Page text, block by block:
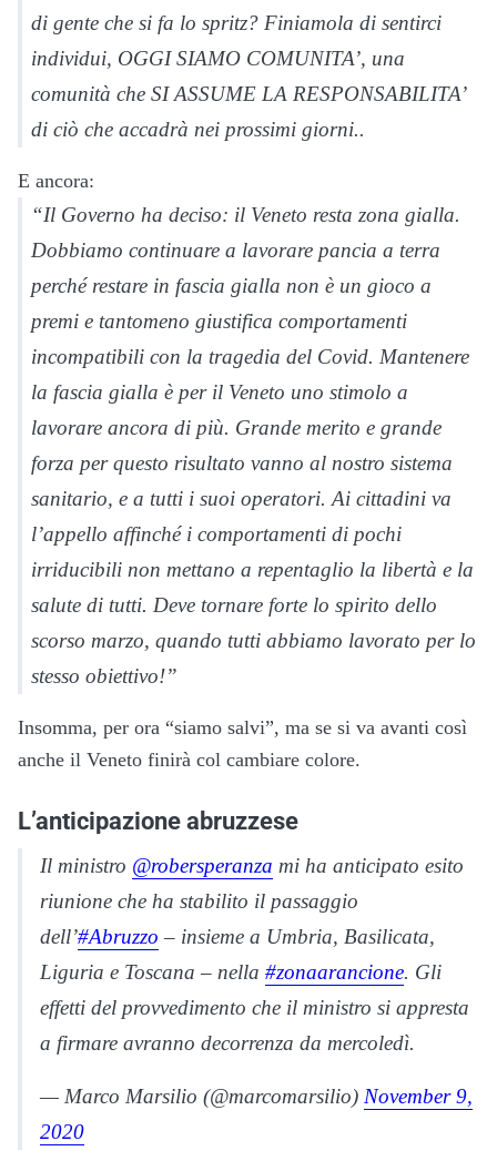
di gente che si fa lo spritz? Finiamola di sentirci
individui, OGGI SIAMO COMUNITA’, una
comunità che SI ASSUME LA RESPONSABILITA’
di ciò che accadrà nei prossimi giorni..
E ancora:
“Il Governo ha deciso: il Veneto resta zona gialla.
Dobbiamo continuare a lavorare pancia a terra
perché restare in fascia gialla non è un gioco a
premi e tantomeno giustifica comportamenti
incompatibili con la tragedia del Covid. Mantenere
la fascia gialla è per il Veneto uno stimolo a
lavorare ancora di più. Grande merito e grande
forza per questo risultato vanno al nostro sistema
sanitario, e a tutti i suoi operatori. Ai cittadini va
l’appello affinché i comportamenti di pochi
irriducibili non mettano a repentaglio la libertà e la
salute di tutti. Deve tornare forte lo spirito dello
scorso marzo, quando tutti abbiamo lavorato per lo
stesso obiettivo!”
Insomma, per ora “siamo salvi”, ma se si va avanti così
anche il Veneto finirà col cambiare colore.
L’anticipazione abruzzese
Il ministro @robersperanza mi ha anticipato esito
riunione che ha stabilito il passaggio
dell’#Abruzzo – insieme a Umbria, Basilicata,
Liguria e Toscana – nella #zonaarancione. Gli
effetti del provvedimento che il ministro si appresta
a firmare avranno decorrenza da mercoledì.
— Marco Marsilio (@marcomarsilio) November 9,
2020